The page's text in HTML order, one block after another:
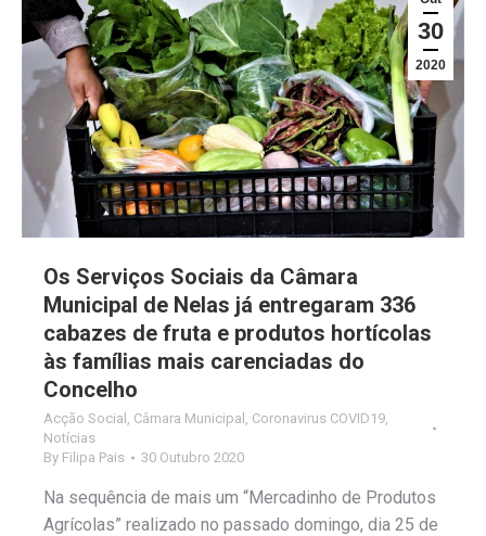
30
2020
Os Serviços Sociais da Câmara
Municipal de Nelas já entregaram 336
cabazes de fruta e produtos hortícolas
às famílias mais carenciadas do
Concelho
Acção Social Câmara Municipal Coronavirus COVID19
Notícias
By Filipa Pais 30 Outubro 2020
Na sequência de mais um “Mercadinho de Produtos
Agrícolas” realizado no passado domingo, dia 25 de